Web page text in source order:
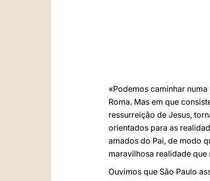
«Podemos caminhar
Roma. Mas em que
ressurreição de Jesus,
orientados para as
amados do Pai, de modo
maravilhosa realidade
Ouvimos que São Paulo